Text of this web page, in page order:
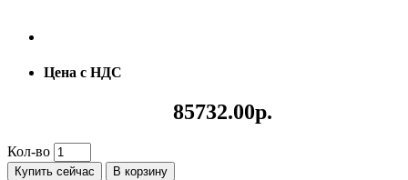
Цена с НДС
85732.00р.
Кол-во
Купить сейчас В корзину